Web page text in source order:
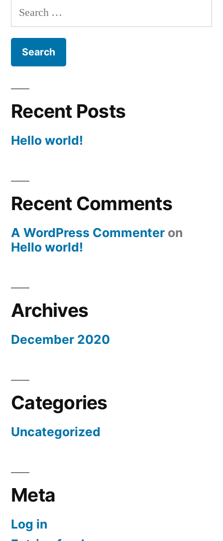
Search
for:
Recent Posts
Hello world!
Recent Comments
A WordPress Commenter on
Hello world!
Archives
December 2020
Categories
Uncategorized
Meta
Log in